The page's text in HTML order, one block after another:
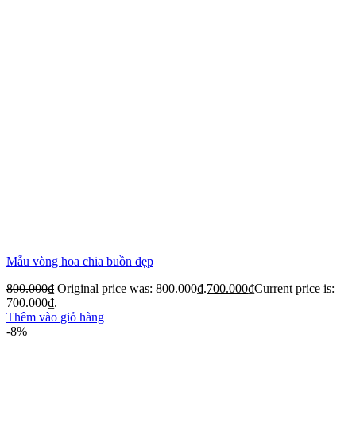
Mẫu vòng hoa chia buồn đẹp
800.000₫ Original price was: 800.000₫.700.000₫Current price is:
700.000₫.
Thêm vào giỏ hàng
-8%